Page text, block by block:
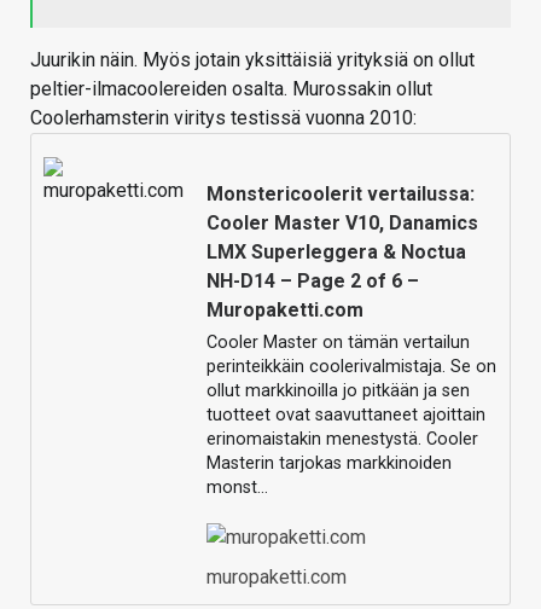
Juurikin näin. Myös jotain yksittäisiä yrityksiä on ollut
peltier-ilmacoolereiden osalta. Murossakin ollut
Coolerhamsterin viritys testissä vuonna 2010:
Monstericoolerit vertailussa:
Cooler Master V10, Danamics
LMX Superleggera & Noctua
NH-D14 – Page 2 of 6 –
Muropaketti.com
Cooler Master on tämän vertailun
perinteikkäin coolerivalmistaja. Se on
ollut markkinoilla jo pitkään ja sen
tuotteet ovat saavuttaneet ajoittain
erinomaistakin menestystä. Cooler
Masterin tarjokas markkinoiden
monst…
muropaketti.com